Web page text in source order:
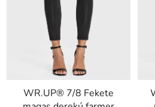
WR.UP® 7/8 Fekete